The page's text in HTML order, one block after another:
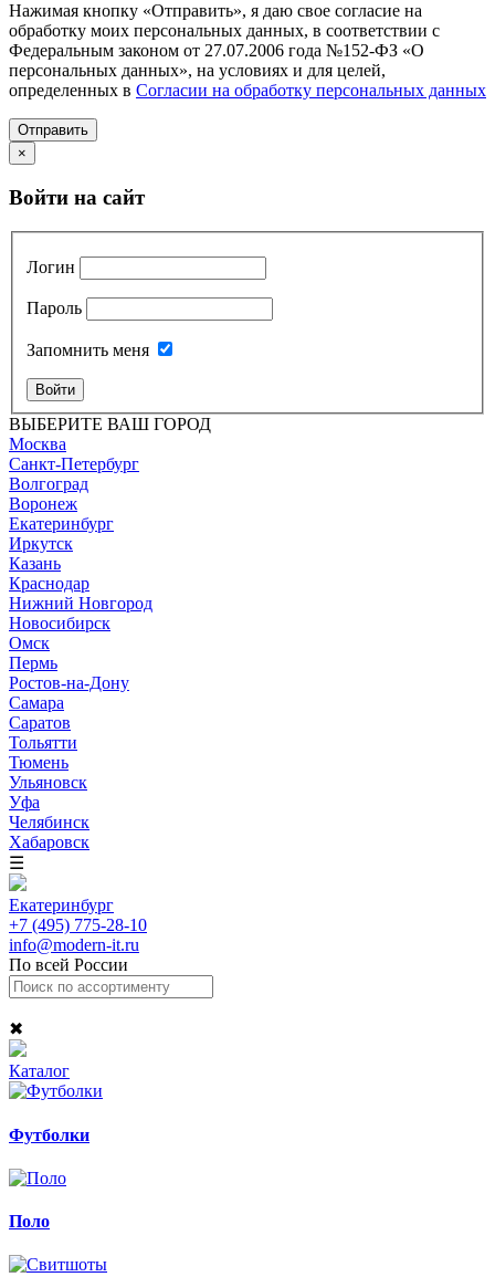
Нажимая кнопку «Отправить», я даю свое согласие на
обработку моих персональных данных, в соответствии с
Федеральным законом от 27.07.2006 года №152-ФЗ «О
персональных данных», на условиях и для целей,
определенных в Согласии на обработку персональных данных
Отправить
×
Войти на сайт
Логин
Пароль
Запомнить меня
Войти
ВЫБЕРИТЕ ВАШ ГОРОД
Москва
Санкт-Петербург
Волгоград
Воронеж
Екатеринбург
Иркутск
Казань
Краснодар
Нижний Новгород
Новосибирск
Омск
Пермь
Ростов-на-Дону
Самара
Саратов
Тольятти
Тюмень
Ульяновск
Уфа
Челябинск
Хабаровск
☰
Екатеринбург
+7 (495) 775-28-10
info@modern-it.ru
По всей России
✖
Каталог
Футболки
Поло